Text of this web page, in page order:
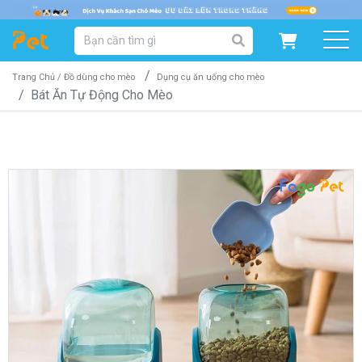
DANH MỤC SẢN PHẨM
SẢN PHẨM DÀNH CHO MÈO SẢN PHẨM DÀNH CHO CHÓ
Trang Chủ / Đồ dùng cho mèo Dụng cụ ăn uống cho mèo
Bát Ăn Tự Động Cho Mèo